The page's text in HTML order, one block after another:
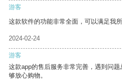
游客
这款软件的功能非常全面，可以满足我所
2024-02-24
游客
这款app的售后服务非常完善，遇到问
够放心购物。